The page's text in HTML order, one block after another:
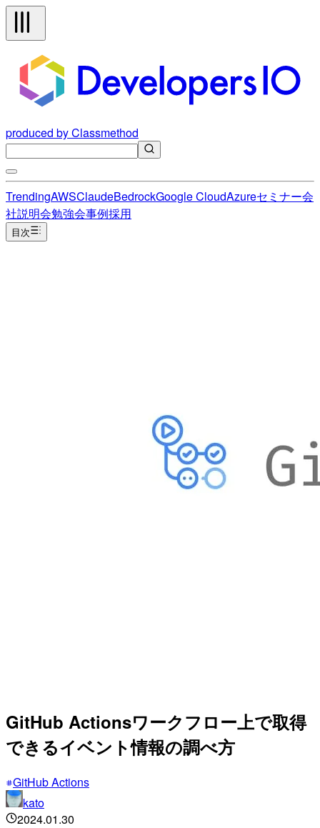
produced by Classmethod
TrendingAWSClaudeBedrockGoogle CloudAzureセミナー会
社説明会勉強会事例採用
目次
GitHub Actionsワークフロー上で取得
できるイベント情報の調べ方
GitHub Actions
kato
2024.01.30